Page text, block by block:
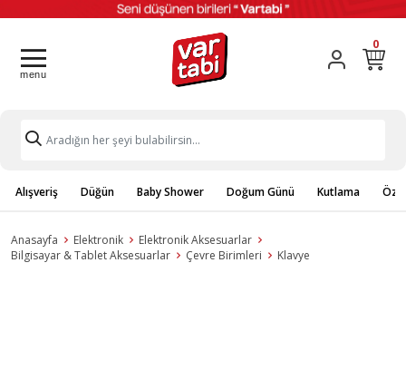
0
Alışveriş Düğün Baby Shower Doğum Günü Kutlama
Anasayfa Elektronik
Elektronik Aksesuarlar
Bilgisayar & Tablet Aksesuarlar
Çevre Birimleri Klavye